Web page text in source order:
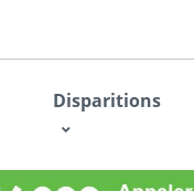
Disparitions